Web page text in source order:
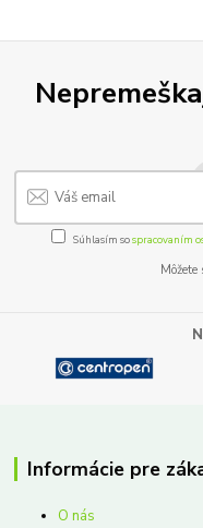
Súhlasím sospracovaním
Informácie pre
O nás